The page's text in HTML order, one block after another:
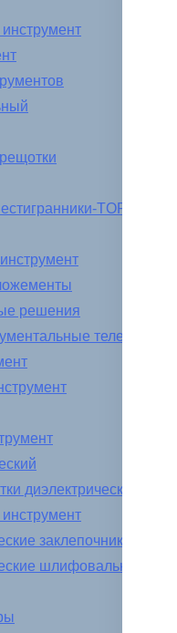
TORX-
решения
тележки
диэлектрические
заклепочники
шлифовальные